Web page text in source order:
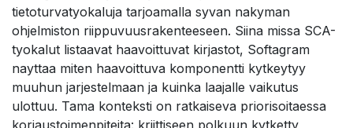
tietoturvatyokaluja tarjoamalla syvan nakyman
ohjelmiston riippuvuusrakenteeseen. Siina missa SCA-
tyokalut listaavat haavoittuvat kirjastot, Softagram
nayttaa miten haavoittuva komponentti kytkeytyy
muuhun jarjestelmaan ja kuinka laajalle vaikutus
ulottuu. Tama konteksti on ratkaiseva priorisoitaessa
korjaustoimenpiteita: kriittiseen polkuun kytketty